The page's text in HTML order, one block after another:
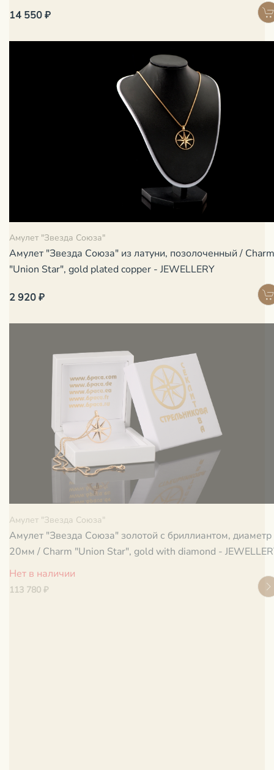
14 550 ₽
Амулет "Звезда Союза"
Амулет "Звезда Союза" из латуни, позолоченный / Charm
"Union Star", gold plated copper - JEWELLERY
2 920 ₽
Амулет "Звезда Союза"
Амулет "Звезда Союза" золотой с бриллиантом, диаметр
20мм / Charm "Union Star", gold with diamond -
Нет в наличии
113 780 ₽